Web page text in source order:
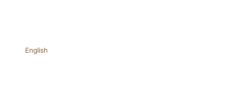
English